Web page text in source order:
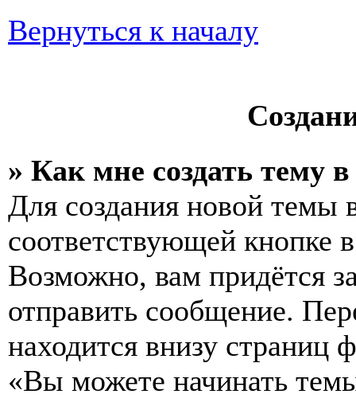
Вернуться к началу
» Как мне создать тему
Для создания новой темы
соответствующей кнопке
Возможно, вам придётся
отправить сообщение.
находится внизу
«Вы можете начинать